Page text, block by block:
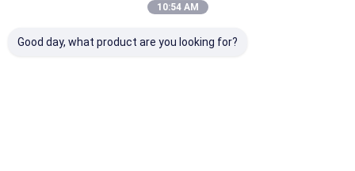
10:54 AM
Good day, what product are you looking for?